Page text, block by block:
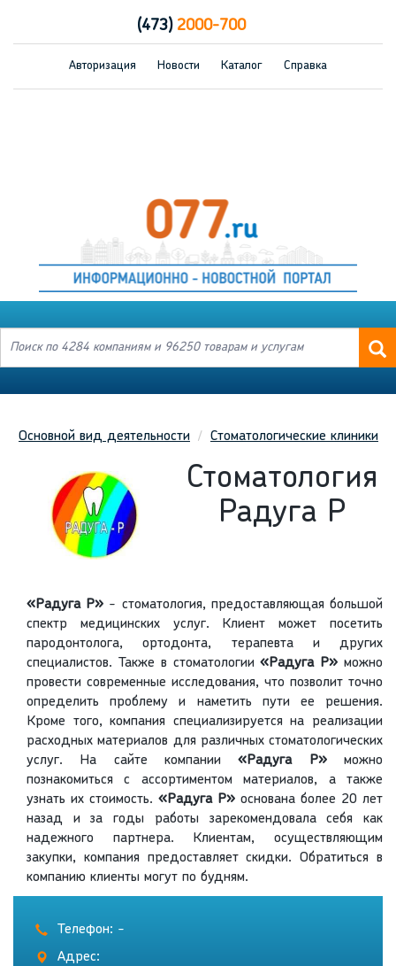
(473)2000-700
Авторизация Новости Каталог Справка
Основной вид деятельности Стоматологические клиники
Стоматология
Радуга Р
«Радуга Р» - стоматология, предоставляющая большой
спектр медицинских услуг. Клиент может посетить
пародонтолога, ортодонта, терапевта и других
специалистов. Также в стоматологии«Радуга Р» можно
провести современные исследования, что позволит точно
определить проблему и наметить пути ее решения.
Кроме того, компания специализируется на реализации
расходных материалов для различных стоматологических
услуг. На сайте компании«Радуга Р»можно
познакомиться с ассортиментом материалов, а также
узнать их стоимость. «Радуга Р» основана более 20 лет
назад и за годы работы зарекомендовала себя как
надежного партнера. Клиентам, осуществляющим
закупки, компания предоставляет скидки. Обратиться в
компанию клиенты могут по будням.
Телефон: -
Адрес: